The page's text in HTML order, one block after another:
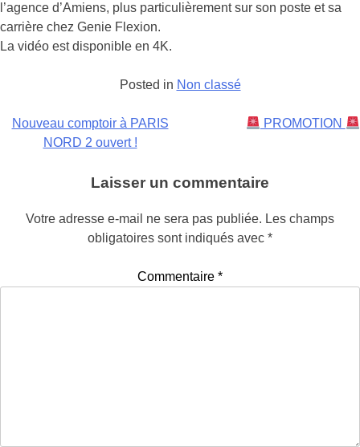
l’agence d’Amiens, plus particulièrement sur son poste et sa
carrière chez Genie Flexion.
La vidéo est disponible en 4K.
Posted in Non classé
Navigation
Nouveau comptoir à PARIS
NORD 2 ouvert !
PROMOTION
Laisser un commentaire
Votre adresse e-mail ne sera pas publiée. Les champs
obligatoires sont indiqués avec *
Commentaire *